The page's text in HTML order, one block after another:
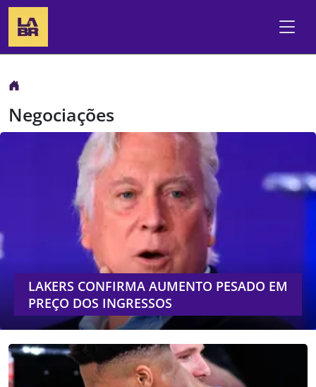
Negociações
LAKERS CONFIRMA AUMENTO PESADO EM
PREÇO DOS INGRESSOS